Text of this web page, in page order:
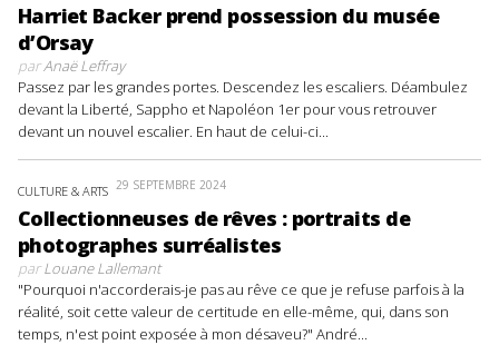
Harriet Backer prend possession du musée
d’Orsay
parAnaë Leffray
Passez par les grandes portes. Descendez les escaliers. Déambulez
devant la Liberté, Sappho et Napoléon 1er pour vous retrouver
devant un nouvel escalier. En haut de celui-ci...
CULTURE & ARTS 29 SEPTEMBRE 2024
Collectionneuses de rêves : portraits de
photographes surréalistes
parLouane Lallemant
"Pourquoi n'accorderais-je pas au rêve ce que je refuse parfois à la
réalité, soit cette valeur de certitude en elle-même, qui, dans son
temps, n'est point exposée à mon désaveu?" André...